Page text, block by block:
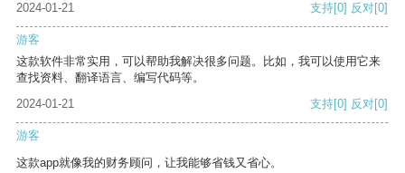
2024-01-21
支持[0] 反对[0]
游客
这款软件非常实用，可以帮助我解决很多问题。比如，我可以使用它来
查找资料、翻译语言、编写代码等。
2024-01-21
支持[0] 反对[0]
游客
这款app就像我的财务顾问，让我能够省钱又省心。